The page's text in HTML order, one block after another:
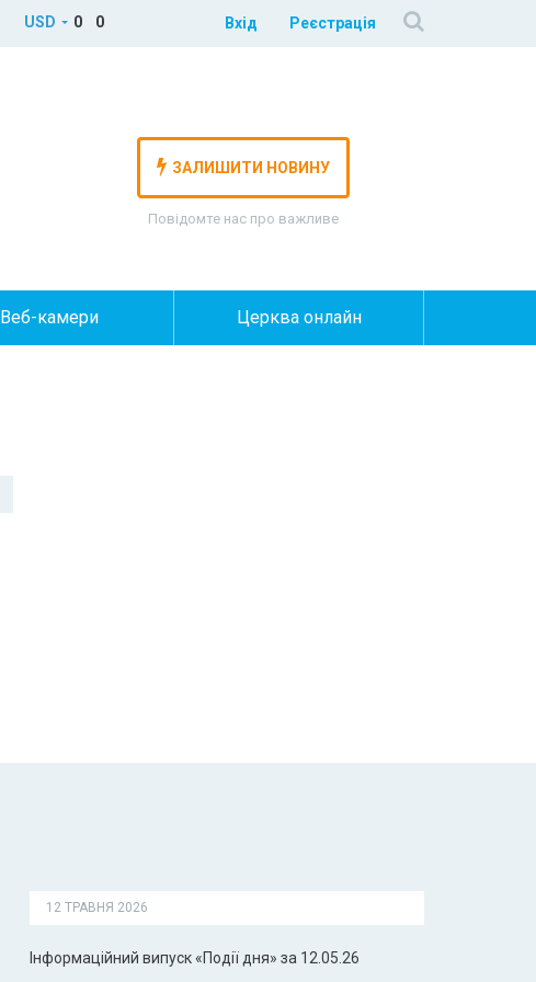
USD 0 0 Вхід Реєстрація
ЗАЛИШИТИ НОВИНУ
Повідомте нас про важливе
Веб-камери Церква онлайн
12 ТРАВНЯ 2026
Інформаційний випуск «Події дня» за 12.05.26